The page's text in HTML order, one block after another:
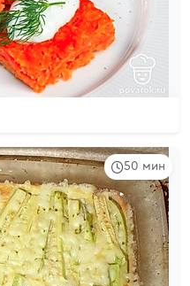
50 мин